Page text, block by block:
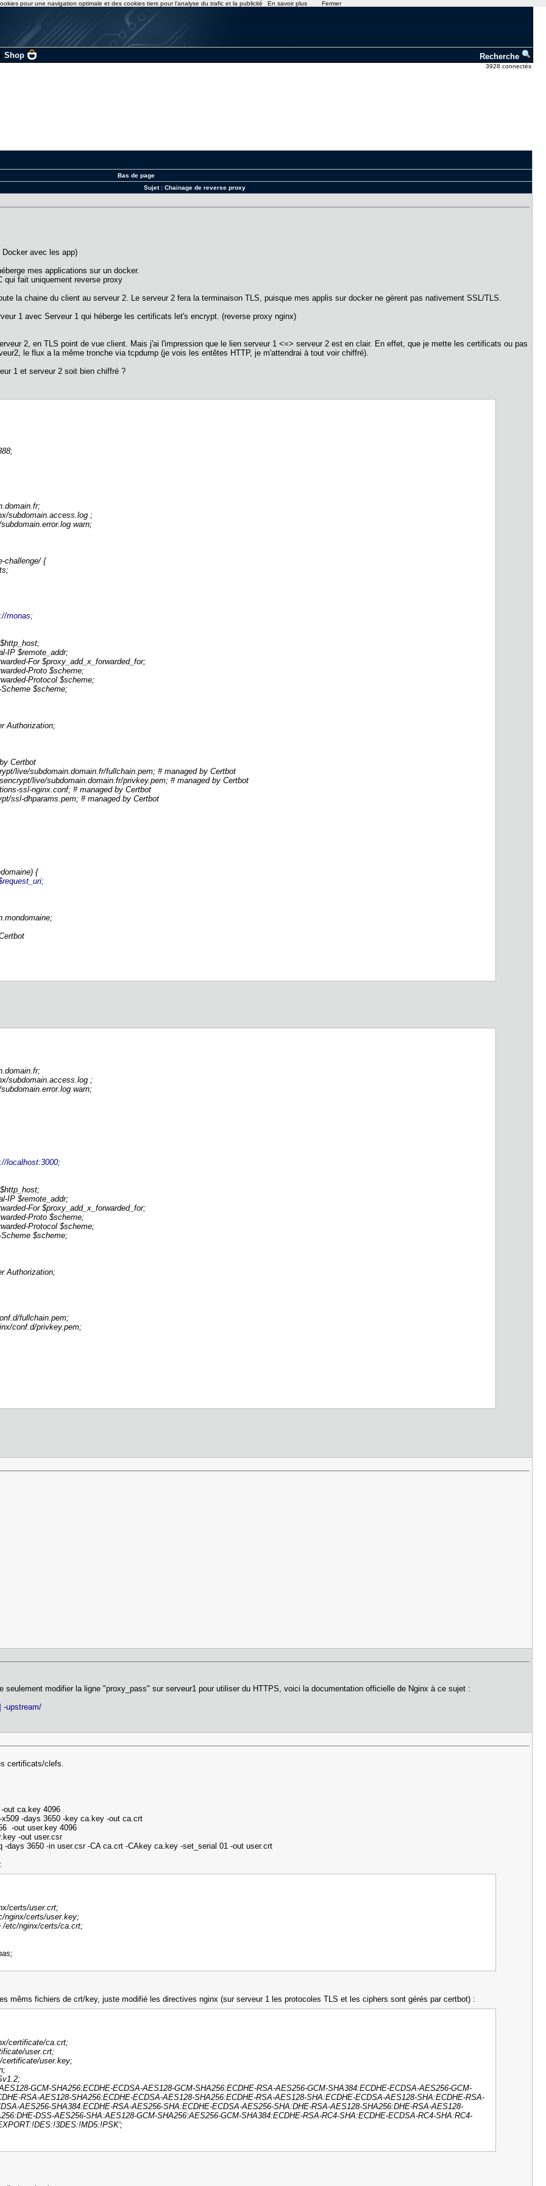
Shop Recherche
3928 connectés
Bas de page
Sujet :Chainage de reverse proxy
avec les app)
mes applications sur un docker.
qui fait uniquement reverse proxy
la chaine du client au serveur 2. Le serveur 2 fera la terminaison TLS, puisque mes applis sur docker ne gèrent pas nativement SSL/TLS.
1 avec Serveur 1 qui héberge les certificats let's encrypt. (reverse proxy nginx)
2, en TLS point de vue client. Mais j'ai l'impression que le lien serveur 1 <=> serveur 2 est en clair. En effet, que je mette les certificats ou pas
le flux a la même tronche via tcpdump (je vois les entêtes HTTP, je m'attendrai à tout voir chiffré).
1 et serveur 2 soit bien chiffré ?
;
warn;
challenge/ {
monas;
$remote_addr;
For $proxy_add_x_forwarded_for;
Proto $scheme;
Protocol $scheme;
$scheme;
Certbot
live/subdomain.domain.fr/fullchain.pem; # managed by Certbot
live/subdomain.domain.fr/privkey.pem; # managed by Certbot
ssl-nginx.conf; # managed by Certbot
ssl-dhparams.pem; # managed by Certbot
{
;
warn;
localhost:3000;
$remote_addr;
For $proxy_add_x_forwarded_for;
Proto $scheme;
Protocol $scheme;
$scheme;
fullchain.pem;
conf.d/privkey.pem;
seulement modifier la ligne "proxy_pass" sur serveur1 pour utiliser du HTTPS, voici la documentation officielle de Nginx à ce sujet :
-upstream/
certificats/clefs.
out ca.key 4096
-days 3650 -key ca.key -out ca.crt
-out user.key 4096
-out user.csr
-days 3650 -in user.csr -CA ca.crt -CAkey ca.key -set_serial 01 -out user.crt
certs/user.crt;
nginx/certs/user.key;
etc/nginx/certs/ca.crt;
mêms fichiers de crt/key, juste modifié les directives nginx (sur serveur 1 les protocoles TLS et les ciphers sont gérés par certbot) :
certificate/ca.crt;
user.crt;
user.key;
GCM-SHA256:ECDHE-ECDSA-AES128-GCM-SHA256:ECDHE-RSA-AES256-GCM-SHA384:ECDHE-ECDSA-AES256-GCM-
RSA-AES128-SHA256:ECDHE-ECDSA-AES128-SHA256:ECDHE-RSA-AES128-SHA:ECDHE-ECDSA-AES128-SHA:ECDHE-RSA-
AES256-SHA384:ECDHE-RSA-AES256-SHA:ECDHE-ECDSA-AES256-SHA:DHE-RSA-AES128-SHA256:DHE-RSA-AES128-
DSS-AES256-SHA:AES128-GCM-SHA256:AES256-GCM-SHA384:ECDHE-RSA-RC4-SHA:ECDHE-ECDSA-RC4-SHA:RC4-
pour une navigation optimale et des cookies tiers pour l'analyse du trafic et la publicité En savoir plus Fermer